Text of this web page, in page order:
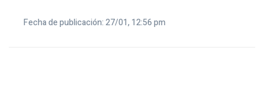
Fecha de publicación: 27/01, 12:56 pm